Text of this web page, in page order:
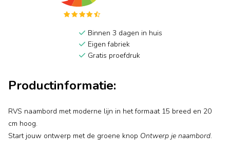
Binnen 3 dagen in huis
Eigen fabriek
Gratis proefdruk
Productinformatie:
RVS naambord met moderne lijn in het formaat 15 breed en 20
cm hoog.
Start jouw ontwerp met de groene knop Ontwerp je naambord.